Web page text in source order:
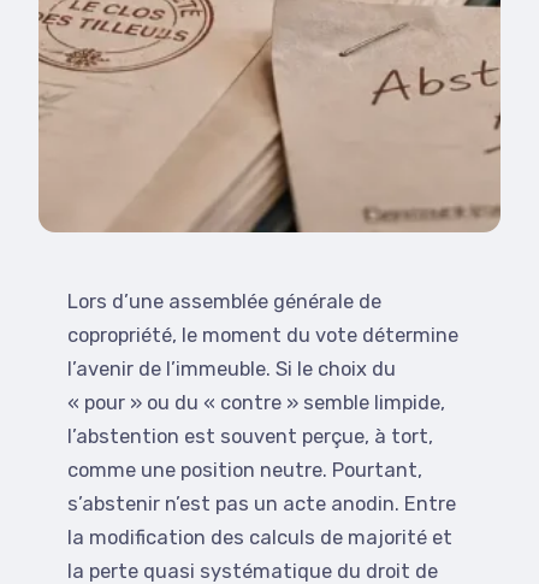
Lors d’une assemblée générale de
copropriété, le moment du vote détermine
l’avenir de l’immeuble. Si le choix du
« pour » ou du « contre » semble limpide,
l’abstention est souvent perçue, à tort,
comme une position neutre. Pourtant,
s’abstenir n’est pas un acte anodin. Entre
la modification des calculs de majorité et
la perte quasi systématique du droit de